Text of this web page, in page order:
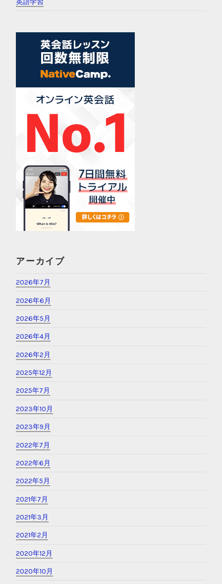
英語学習
アーカイブ
2026年7月
2026年6月
2026年5月
2026年4月
2026年2月
2025年12月
2025年7月
2023年10月
2023年9月
2022年7月
2022年6月
2022年5月
2021年7月
2021年3月
2021年2月
2020年12月
2020年10月